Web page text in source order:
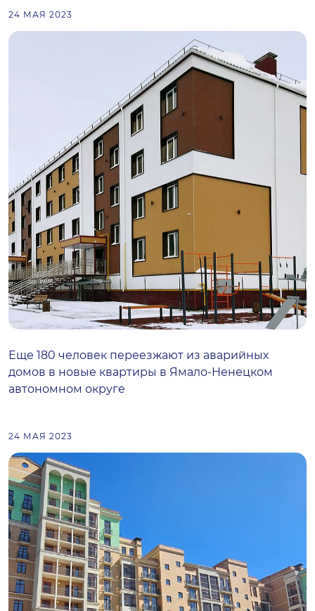
24 МАЯ 2023
Еще 180 человек переезжают из аварийных
домов в новые квартиры в Ямало-Ненецком
автономном округе
24 МАЯ 2023